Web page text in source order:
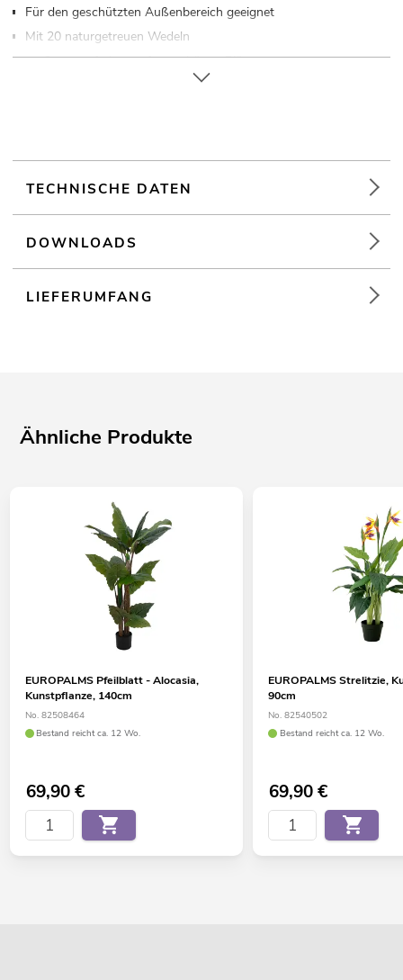
Für den geschützten Außenbereich geeignet
Mit 20 naturgetreuen Wedeln
ca. 2 orangefarbenen formschönen Blüten
Für Anwendungsgebiete wie zum Beispiel: Dekoration
TECHNISCHE DATEN
DOWNLOADS
LIEFERUMFANG
Ähnliche Produkte
EUROPALMS Pfeilblatt - Alocasia,
Kunstpflanze, 140cm
No. 82508464
Bestand reicht ca. 12 Wo.
69,90€
EUROPALMS Strelitzie,
90cm
No. 82540502
Bestand reicht ca. 12 Wo.
69,90€